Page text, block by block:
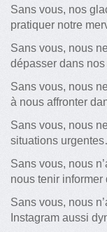
Sans vous, nos
pratiquer notre
Sans vous, nous
dépasser dans
Sans vous, nous
à nous affronter
Sans vous, nous
situations
Sans vous, nous
nous tenir
Sans vous, nous
Instagram aussi